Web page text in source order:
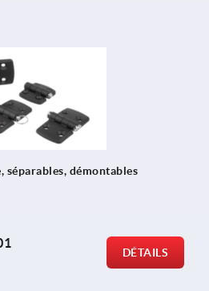
séparables, démontables
DÉTAILS